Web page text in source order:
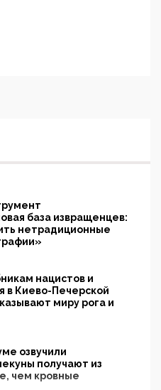
база извращенцев:
нетрадиционные
нацистов и
в Киево-Печерской
миру рога и
озвучили
получают из
чем кровные